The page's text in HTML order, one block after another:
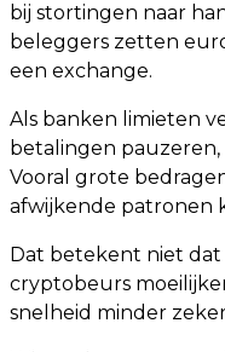
bij stortingen naar
beleggers zetten
een exchange.
Als banken limieten
betalingen pauzeren,
Vooral grote
afwijkende patronen
Dat betekent niet
cryptobeurs
snelheid minder